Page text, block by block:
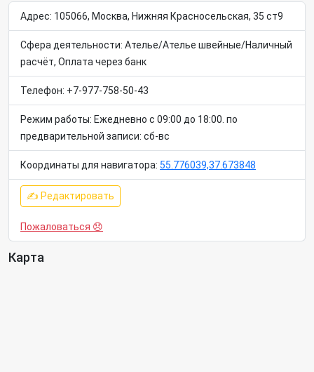
Адрес: 105066, Москва, Нижняя Красносельская, 35 ст9
Сфера деятельности: Ателье/Ателье швейные/Наличный
расчёт, Оплата через банк
Телефон: +7-977-758-50-43
Режим работы: Ежедневно с 09:00 до 18:00. по
предварительной записи: сб-вс
Координаты для навигатора: 55.776039,37.673848
✍ Редактировать
Пожаловаться 😞
Карта